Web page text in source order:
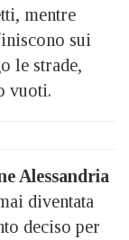
mentre
sui
le strade,
vuoti.
Alessandria
diventata
deciso per